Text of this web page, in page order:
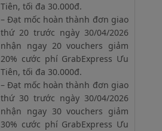
Tiên, tối đa 30.000đ.
– Đạt mốc hoàn thành đơn giao
thứ 20 trước ngày 30/04/2026
nhận ngay 20 vouchers giảm
20% cước phí GrabExpress Ưu
Tiên, tối đa 30.000đ.
– Đạt mốc hoàn thành đơn giao
thứ 30 trước ngày 30/04/2026
nhận ngay 30 vouchers giảm
30% cước phí GrabExpress Ưu